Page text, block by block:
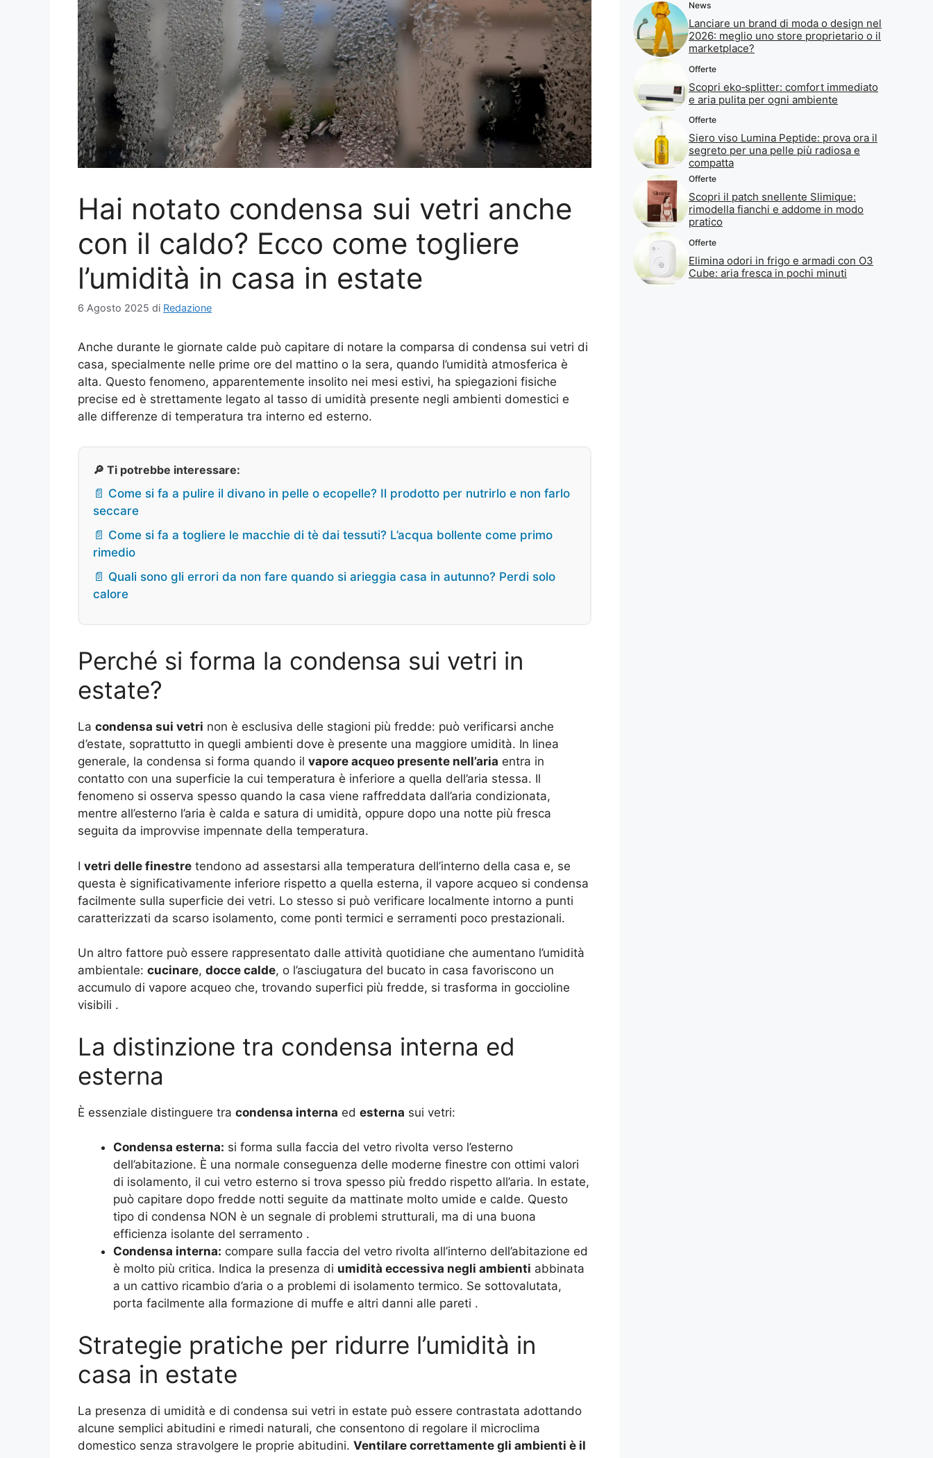
Hai notato condensa sui vetri anche
con il caldo? Ecco come togliere
l’umidità in casa in estate
6 Agosto 2025 di Redazione
Anche durante le giornate calde può capitare di notare la comparsa di condensa sui vetri di
casa, specialmente nelle prime ore del mattino o la sera, quando l’umidità atmosferica è
alta. Questo fenomeno, apparentemente insolito nei mesi estivi, ha spiegazioni fisiche
precise ed è strettamente legato al tasso di umidità presente negli ambienti domestici e
alle differenze di temperatura tra interno ed esterno.
🔎 Ti potrebbe interessare:
📄 Come si fa a pulire il divano in pelle o ecopelle? Il prodotto per nutrirlo e non farlo
seccare
📄 Come si fa a togliere le macchie di tè dai tessuti? L’acqua bollente come primo
rimedio
📄 Quali sono gli errori da non fare quando si arieggia casa in autunno? Perdi solo
calore
Perché si forma la condensa sui vetri in
estate?
La condensa sui vetri non è esclusiva delle stagioni più fredde: può verificarsi anche
d’estate, soprattutto in quegli ambienti dove è presente una maggiore umidità. In linea
generale, la condensa si forma quando il vapore acqueo presente nell’aria entra in
contatto con una superficie la cui temperatura è inferiore a quella dell’aria stessa. Il
fenomeno si osserva spesso quando la casa viene raffreddata dall’aria condizionata,
mentre all’esterno l’aria è calda e satura di umidità, oppure dopo una notte più fresca
seguita da improvvise impennate della temperatura.
I vetri delle finestre tendono ad assestarsi alla temperatura dell’interno della casa e, se
questa è significativamente inferiore rispetto a quella esterna, il vapore acqueo si condensa
facilmente sulla superficie dei vetri. Lo stesso si può verificare localmente intorno a punti
caratterizzati da scarso isolamento, come ponti termici e serramenti poco prestazionali.
Un altro fattore può essere rappresentato dalle attività quotidiane che aumentano l’umidità
ambientale: cucinare, docce calde, o l’asciugatura del bucato in casa favoriscono un
accumulo di vapore acqueo che, trovando superfici più fredde, si trasforma in goccioline
visibili .
La distinzione tra condensa interna ed
esterna
È essenziale distinguere tra condensa interna ed esterna sui vetri:
Condensa esterna: si forma sulla faccia del vetro rivolta verso l’esterno
dell’abitazione. È una normale conseguenza delle moderne finestre con ottimi valori
di isolamento, il cui vetro esterno si trova spesso più freddo rispetto all’aria. In estate,
può capitare dopo fredde notti seguite da mattinate molto umide e calde. Questo
tipo di condensa NON è un segnale di problemi strutturali, ma di una buona
efficienza isolante del serramento .
Condensa interna: compare sulla faccia del vetro rivolta all’interno dell’abitazione ed
è molto più critica. Indica la presenza di umidità eccessiva negli ambienti abbinata
a un cattivo ricambio d’aria o a problemi di isolamento termico. Se sottovalutata,
porta facilmente alla formazione di muffe e altri danni alle pareti .
Strategie pratiche per ridurre l’umidità in
casa in estate
La presenza di umidità e di condensa sui vetri in estate può essere contrastata adottando
alcune semplici abitudini e rimedi naturali, che consentono di regolare il microclima
domestico senza stravolgere le proprie abitudini. Ventilare correttamente gli ambienti è il
News
Lanciare un brand di moda o design nel
2026: meglio uno store proprietario o il
marketplace?
Offerte
Scopri eko‑splitter: comfort immediato
e aria pulita per ogni ambiente
Offerte
Siero viso Lumina Peptide: prova ora il
segreto per una pelle più radiosa e
compatta
Offerte
Scopri il patch snellente Slimique:
rimodella fianchi e addome in modo
pratico
Offerte
Elimina odori in frigo e armadi con O3
Cube: aria fresca in pochi minuti